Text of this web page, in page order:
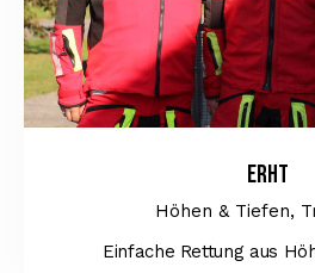
ERHT
Höhen & Tiefen,
Einfache Rettung aus